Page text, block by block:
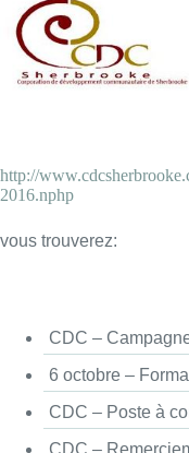
http://
2016.nphp
vous trouverez:
CDC –
6 octobre –
CDC – Poste à